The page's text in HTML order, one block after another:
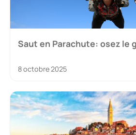
Saut en Parachute: osez le
8 octobre 2025